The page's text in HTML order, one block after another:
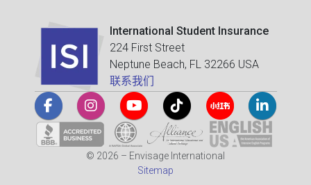
International Student Insurance
224 First Street
Neptune Beach, FL 32266 USA
联系我们
© 2026 – Envisage International
Sitemap